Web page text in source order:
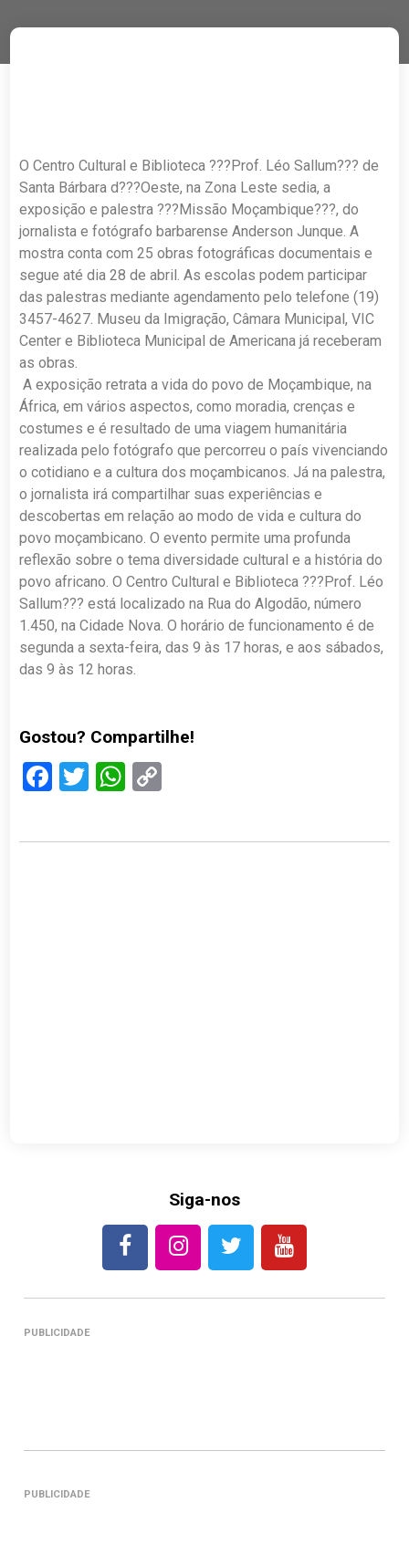
O Centro Cultural e Biblioteca ???Prof. Léo Sallum??? de
Santa Bárbara d???Oeste, na Zona Leste sedia, a
exposição e palestra ???Missão Moçambique???, do
jornalista e fotógrafo barbarense Anderson Junque. A
mostra conta com 25 obras fotográficas documentais e
segue até dia 28 de abril. As escolas podem participar
das palestras mediante agendamento pelo telefone (19)
3457-4627. Museu da Imigração, Câmara Municipal, VIC
Center e Biblioteca Municipal de Americana já receberam
as obras.
A exposição retrata a vida do povo de Moçambique, na
África, em vários aspectos, como moradia, crenças e
costumes e é resultado de uma viagem humanitária
realizada pelo fotógrafo que percorreu o país vivenciando
o cotidiano e a cultura dos moçambicanos. Já na palestra,
o jornalista irá compartilhar suas experiências e
descobertas em relação ao modo de vida e cultura do
povo moçambicano. O evento permite uma profunda
reflexão sobre o tema diversidade cultural e a história do
povo africano. O Centro Cultural e Biblioteca ???Prof. Léo
Sallum??? está localizado na Rua do Algodão, número
1.450, na Cidade Nova. O horário de funcionamento é de
segunda a sexta-feira, das 9 às 17 horas, e aos sábados,
das 9 às 12 horas.
Gostou? Compartilhe!
Facebook
TwitterWhatsApp
Siga-nos
PUBLICIDADE
PUBLICIDADE